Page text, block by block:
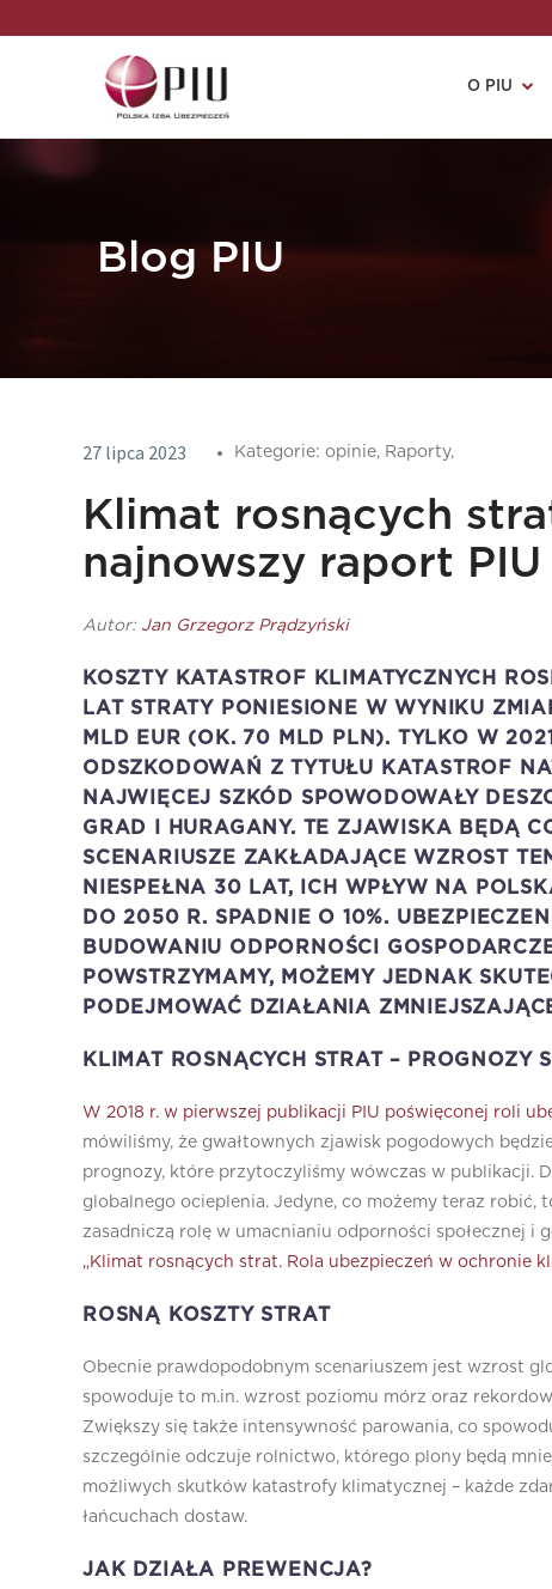
O PIU
Blog PIU
27 lipca 2023 Kategorie: opinie, Raporty,
Klimat rosnących
najnowszy raport PIU
Autor: Jan Grzegorz Prądzyński
KOSZTY KATASTROF KLIMATYCZNYCH
LAT STRATY PONIESIONE W WYNIKU
MLD EUR (OK. 70 MLD PLN). TYLKO W
ODSZKODOWAŃ Z TYTUŁU KATASTROF
NAJWIĘCEJ SZKÓD SPOWODOWAŁY
GRAD I HURAGANY. TE ZJAWISKA BĘDĄ
SCENARIUSZE ZAKŁADAJĄCE WZROST
NIESPEŁNA 30 LAT, ICH WPŁYW NA
DO 2050 R. SPADNIE O 10%.
BUDOWANIU ODPORNOŚCI
POWSTRZYMAMY, MOŻEMY JEDNAK
PODEJMOWAĆ DZIAŁANIA
KLIMAT ROSNĄCYCH STRAT – PROGNOZY
W 2018 r. w pierwszej publikacji PIU poświęconej roli
mówiliśmy, że gwałtownych zjawisk pogodowych
prognozy, które przytoczyliśmy wówczas w publikacji.
globalnego ocieplenia. Jedyne, co możemy teraz
zasadniczą rolę w umacnianiu odporności społecznej
„Klimat rosnących strat. Rola ubezpieczeń w ochronie
ROSNĄ KOSZTY STRAT
Obecnie prawdopodobnym scenariuszem jest wzrost
spowoduje to m.in. wzrost poziomu mórz oraz
Zwiększy się także intensywność parowania, co
szczególnie odczuje rolnictwo, którego plony będą
możliwych skutków katastrofy klimatycznej – każde
łańcuchach dostaw.
JAK DZIAŁA PREWENCJA?